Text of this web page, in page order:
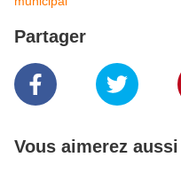
Partager
Vous aimerez aussi